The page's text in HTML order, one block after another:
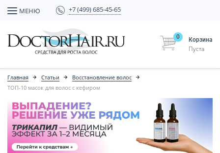
МЕНЮ +7 (499) 685-45-65
Корзина
0
Пуста
Главная Статьи
Восстановление волос
ТОП-10 масок для волос с кефиром